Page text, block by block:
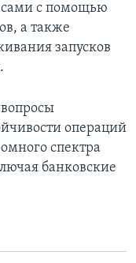
с помощью
а также
запусков
операций
спектра
банковские